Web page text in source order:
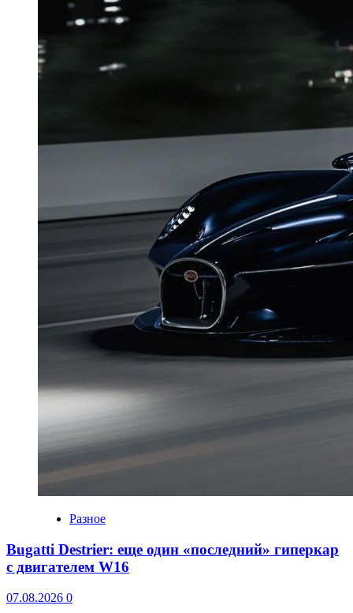
Разное
Bugatti Destrier: еще один «последний» гиперкар
с двигателем W16
07.08.2026 0